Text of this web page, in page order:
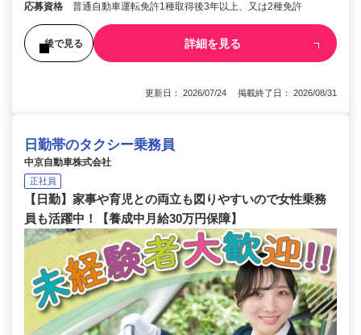
応募資格 普通自動車運転免許1種取得後3年以上、又は2種免許
後で見る 詳細を見る
更新日： 2026/07/24 掲載終了日： 2026/08/31
日勤帯のタクシー乗務員
中京自動車株式会社
正社員
【日勤】家事や育児との両立も図りやすいので女性乗務
員も活躍中！【養成中月給30万円保障】